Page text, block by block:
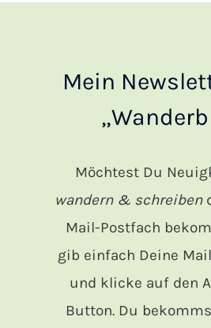
Mein
Möchtest Du
wandern & schreiben
Mail-Postfach
gib einfach Deine
und klicke auf den
Button. Du